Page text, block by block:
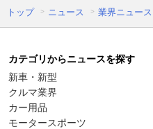
トップ ニュース 業界ニュース
カテゴリからニュースを探す
新車・新型
クルマ業界
カー用品
モータースポーツ